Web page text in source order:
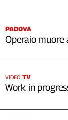
PADOVA
Operaio
VIDEO TV
Work in